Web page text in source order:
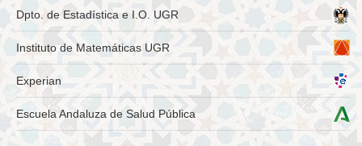
Dpto. de Estadística e I.O. UGR
Instituto de Matemáticas UGR
Experian
Escuela Andaluza de Salud Pública